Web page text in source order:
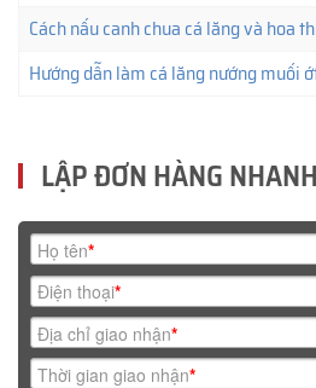
Cách nấu canh chua cá lăng và hoa
Hướng dẫn làm cá lăng nướng muối
LẬP ĐƠN HÀNG NHANH
Họ tên*
Điện thoại*
Địa chỉ giao nhận*
Thời gian giao nhận*